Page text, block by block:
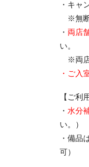
・キャ
※無断
・ 両店
い。
※両店
・ご入
【ご利
・ 水分
い。）
・備品
可）